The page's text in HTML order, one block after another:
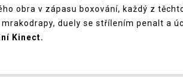
obra v zápasu boxování, každý z
duely se střílením penalt a
Kinect.